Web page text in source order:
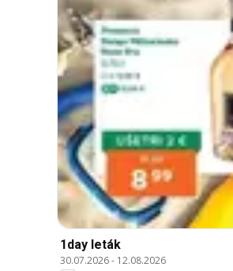
1day leták
30.07.2026- 12.08.2026